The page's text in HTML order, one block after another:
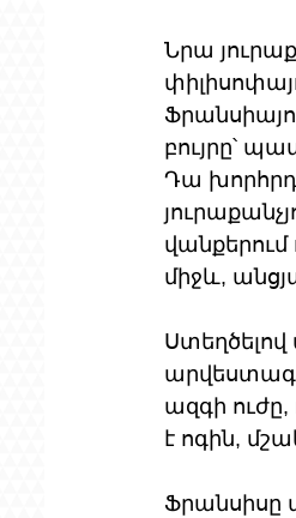
Նրա
բույրը՝
Դա
վանքերում
միջև,
Ստեղծելով
ազգի
է ոգին,
Ֆրանսիսը